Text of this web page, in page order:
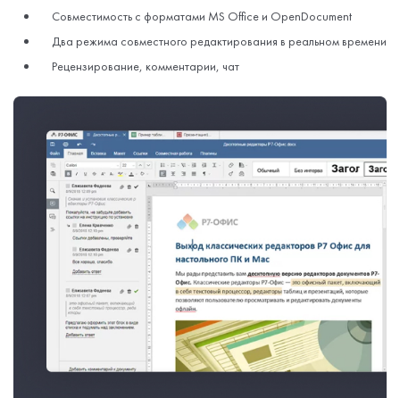
Совместимость с форматами MS Office и OpenDocument
Два режима совместного редактирования в реальном времени
Рецензирование, комментарии, чат